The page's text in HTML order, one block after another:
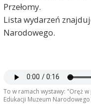
Przełomy.
Lista wydarzeń
Narodowego.
To w ramach wystawy: "Oręż
Edukacji Muzeum Narodowego